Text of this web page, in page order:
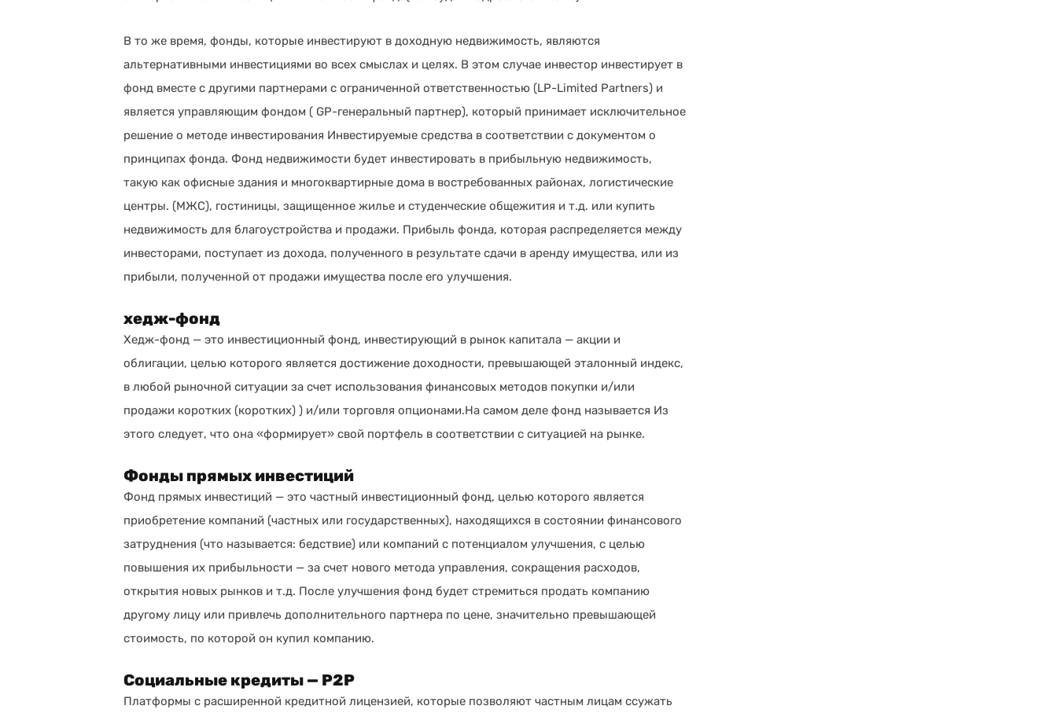
В то же время, фонды, которые инвестируют в доходную недвижимость, являются
альтернативными инвестициями во всех смыслах и целях. В этом случае инвестор инвестирует в
фонд вместе с другими партнерами с ограниченной ответственностью (LP-Limited Partners) и
является управляющим фондом ( GP-генеральный партнер), который принимает исключительное
решение о методе инвестирования Инвестируемые средства в соответствии с документом о
принципах фонда. Фонд недвижимости будет инвестировать в прибыльную недвижимость,
такую ​​​​как офисные здания и многоквартирные дома в востребованных районах, логистические
центры. (МЖС), гостиницы, защищенное жилье и студенческие общежития и т.д. или купить
недвижимость для благоустройства и продажи. Прибыль фонда, которая распределяется между
инвесторами, поступает из дохода, полученного в результате сдачи в аренду имущества, или из
прибыли, полученной от продажи имущества после его улучшения.
хедж-фонд
Хедж-фонд — это инвестиционный фонд, инвестирующий в рынок капитала — акции и
облигации, целью которого является достижение доходности, превышающей эталонный индекс,
в любой рыночной ситуации за счет использования финансовых методов покупки и/или
продажи коротких (коротких) ) и/или торговля опционами.На самом деле фонд называется Из
этого следует, что она «формирует» свой портфель в соответствии с ситуацией на рынке.
Фонды прямых инвестиций
Фонд прямых инвестиций — это частный инвестиционный фонд, целью которого является
приобретение компаний (частных или государственных), находящихся в состоянии финансового
затруднения (что называется: бедствие) или компаний с потенциалом улучшения, с целью
повышения их прибыльности — за счет нового метода управления, сокращения расходов,
открытия новых рынков и т.д. После улучшения фонд будет стремиться продать компанию
другому лицу или привлечь дополнительного партнера по цене, значительно превышающей
стоимость, по которой он купил компанию.
Социальные кредиты — P2P
Платформы с расширенной кредитной лицензией, которые позволяют частным лицам ссужать